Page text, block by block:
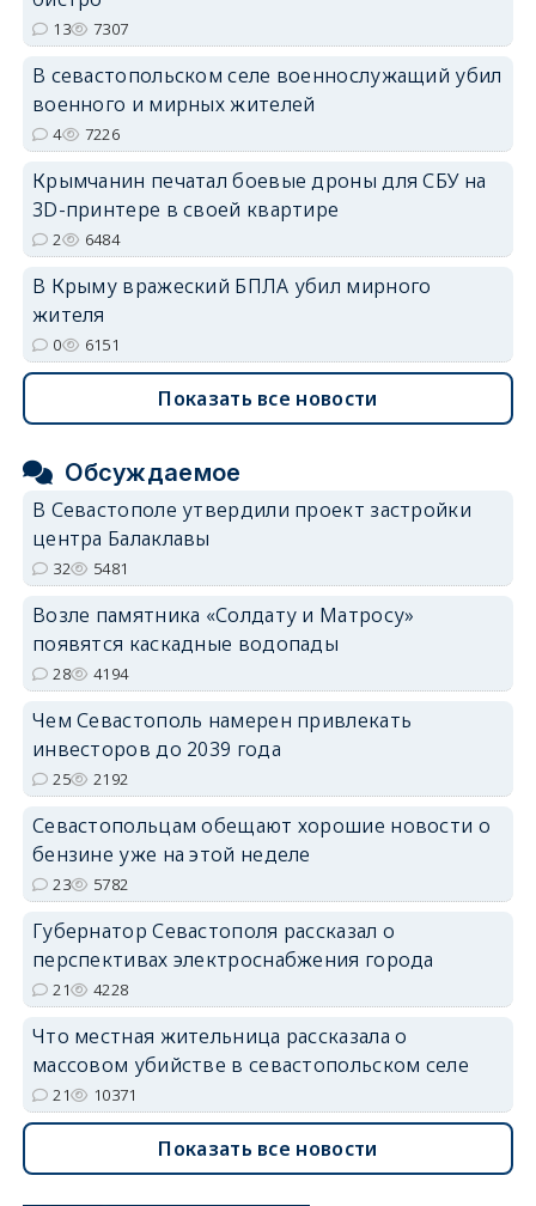
13 7307
В севастопольском селе военнослужащий убил
военного и мирных жителей
4 7226
Крымчанин печатал боевые дроны для СБУ на
3D-принтере в своей квартире
2 6484
В Крыму вражеский БПЛА убил мирного
жителя
0 6151
Показать все новости
Обсуждаемое
В Севастополе утвердили проект застройки
центра Балаклавы
32 5481
Возле памятника «Солдату и Матросу»
появятся каскадные водопады
28 4194
Чем Севастополь намерен привлекать
инвесторов до 2039 года
25 2192
Севастопольцам обещают хорошие новости о
бензине уже на этой неделе
23 5782
Губернатор Севастополя рассказал о
перспективах электроснабжения города
21 4228
Что местная жительница рассказала о
массовом убийстве в севастопольском селе
21 10371
Показать все новости